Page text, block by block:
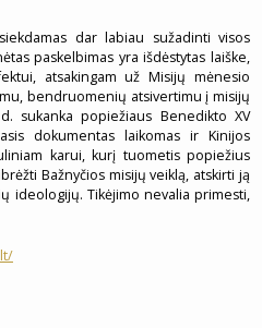
dar labiau sužadinti visos
paskelbimas yra išdėstytas laiške,
atsakingam už Misijų mėnesio
bendruomenių atsivertimu į misijų
sukanka popiežiaus Benedikto XV
dokumentas laikomas ir Kinijos
karui, kurį tuometis popiežius
Bažnyčios misijų veiklą, atskirti ją
ideologijų. Tikėjimo nevalia primesti,